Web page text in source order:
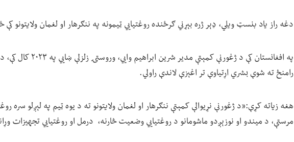
دغه راز یاد بنسټ ویلي، ډېر ژره بېړني ګرځنده روغتیايي ټیمونه په ننګرهار او لغمان ولایتونو
په افغانستان کې د ژغورنې
رامنځ ته شوې بشري اړتیاوې تر اغېزې لاندې راولي.
هغه زیاته کړې:«د ژغورنې نړیوالې کمېتې ننګرهار او لغمان ولایتونو ته د یوه ټیم په لېږلو سره
مرستې، د میندو او نوزېږدو ماشومانو د روغتیايي وضعیت څارنه، درمل او روغتیايي تجهیزات